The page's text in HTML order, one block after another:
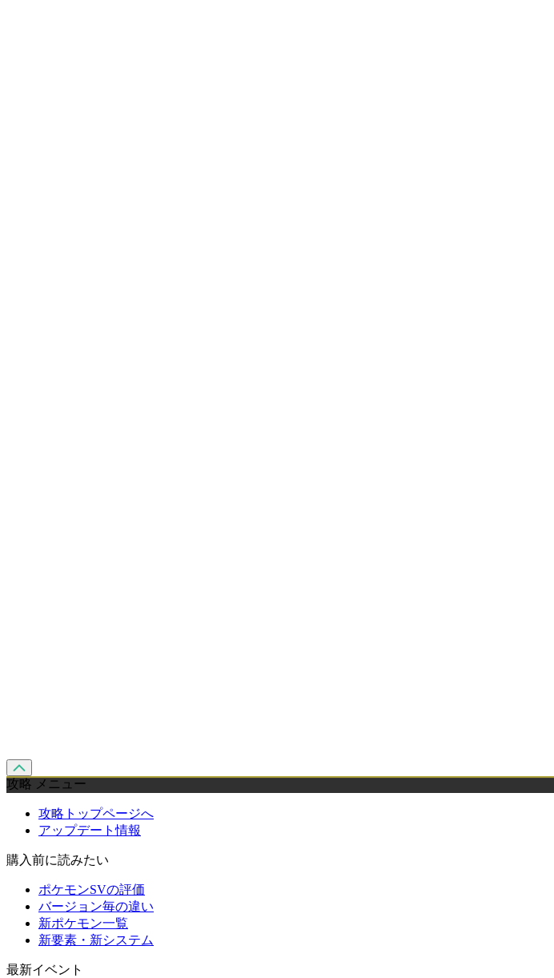
攻略 メニュー
攻略トップページへ
アップデート情報
購入前に読みたい
ポケモンSVの評価
バージョン毎の違い
新ポケモン一覧
新要素・新システム
最新イベント